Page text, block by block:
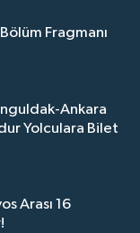
Fragmanı
Ankara
Yolculara Bilet
Arası 16